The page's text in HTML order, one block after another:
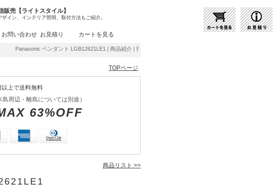
売【ライトスタイル】
イン、インテリア照明、取付方法もご紹介。
お問い合わせ お見積り カートを見る
Panasonic ペンダント LGB12621LE1 | 商品紹介 | 照明器具の通販・インテリア照明の通信販売【ライトスタイ
TOPページ
上で送料無料
周辺・離島については別途）
63%OFF
商品リスト >>